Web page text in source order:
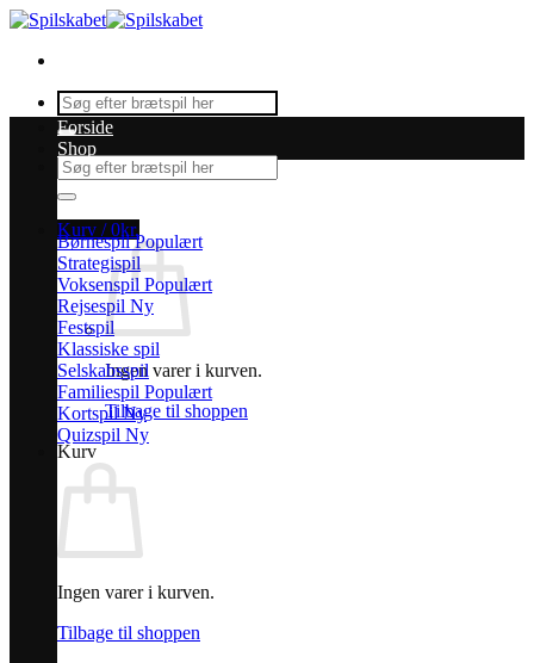
Fortsæt
indhold
Søg
efter:
Søg
efter:
Kurv /0kr.
Ingen varer i kurven.
Tilbage til shoppen
Kurv
Ingen varer i kurven.
Tilbage til shoppen
Forside
Shop
Børnespil
Strategispil
Voksenspil
Rejsespil
Festspil
Klassiske spil
Selskabsspil
Familiespil
Kortspil
Quizspil